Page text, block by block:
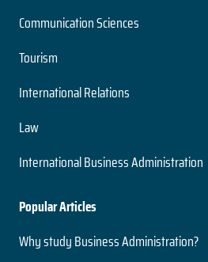
Communication Sciences
Tourism
International Relations
Law
International Business Administration
Popular Articles
Why study Business Administration?